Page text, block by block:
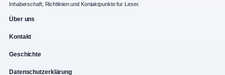
Inhaberschaft, Richtlinien und Kontaktpunkte fur Leser.
Über uns
Kontakt
Geschichte
Datenschutzerklärung